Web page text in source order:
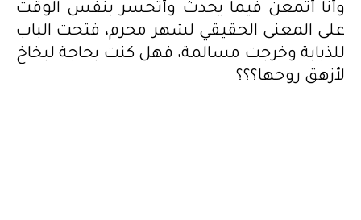
وأنا أتمعن فيما يحدث وأتحسر بنفس الوقت
على المعنى الحقيقي لشهر محرم، فتحت الباب
للذبابة وخرجت مسالمة، فهل كنت بحاجة لبخاخ
لأزهق روحها؟؟؟